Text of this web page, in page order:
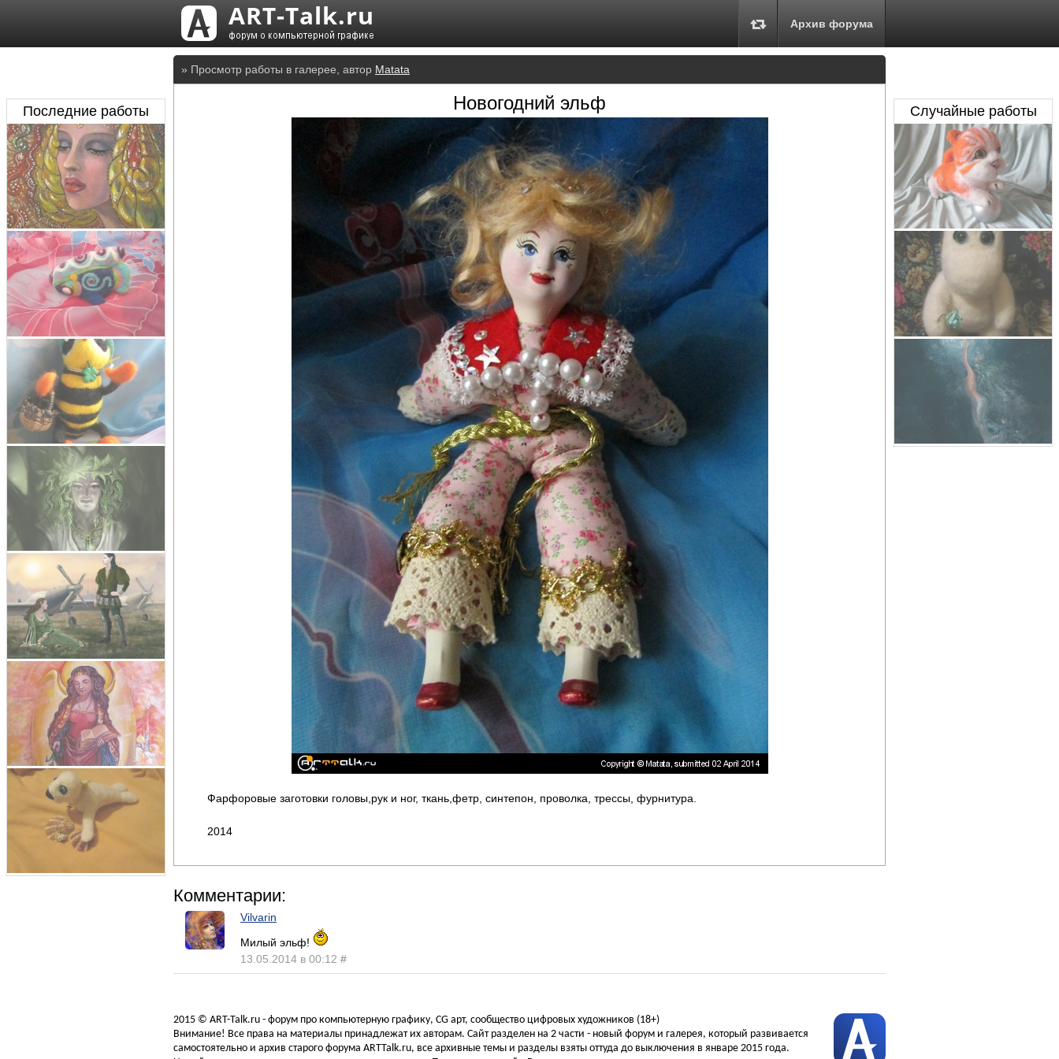
Архив форума
» Просмотр работы в галерее, автор Matata
Новогодний эльф
Фарфоровые заготовки головы,рук и ног, ткань,фетр, синтепон, проволка, трессы, фурнитура.
2014
Комментарии:
Vilvarin
Милый эльф!
13.05.2014 в 00:12 #
Последние работы Случайные работы
2015 © ART-Talk.ru - форум про компьютерную графику, CG арт, сообщество цифровых художников (18+)
Внимание! Все права на материалы принадлежат их авторам. Сайт разделен на 2 части - новый форум и галерея, который развивается
самостоятельно и архив старого форума ARTTalk.ru, все архивные темы и разделы взяты оттуда до выключения в январе 2015 года.